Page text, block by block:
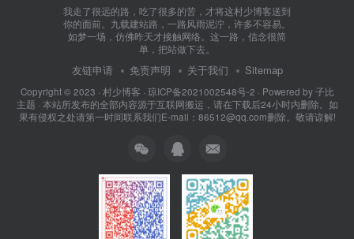
我走了很远的路，吃了很多的苦，才将这村少博客送到
你的面前。九载建站路，一路风雨泥泞，许多不容易。
如梦一场，仿佛昨天才接触网络。这一路，信念很简
单，把站做下去。
友链申请 免责声明 关于我们 Sitemap
Copyright © 2023 · 村少博客 · 琼ICP备2021002548号-2 · Powered by子比
主题 · 本站所发布的全部内容源于互联网搬运，请在下载后24小时内删除。如
果有侵权之处请第一时间联系我们E-mail：86512@qq.com删除。敬请谅解!